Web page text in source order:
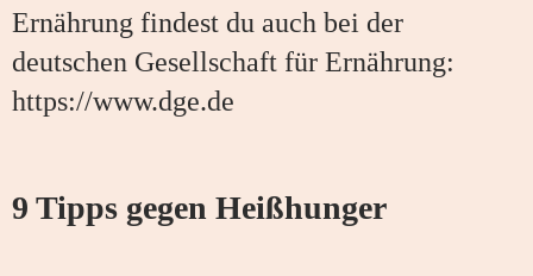
Ernährung findest du auch bei der
deutschen Gesellschaft für Ernährung:
https://www.dge.de
9 Tipps gegen Heißhunger